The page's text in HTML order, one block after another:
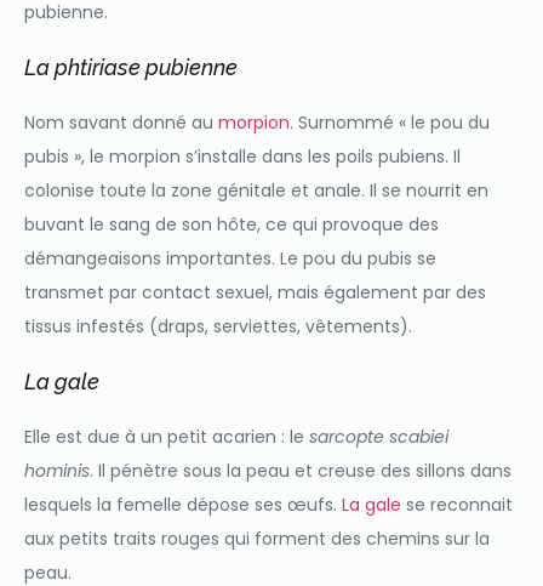
pubienne.
La phtiriase pubienne
Nom savant donné au morpion. Surnommé « le pou du
pubis », le morpion s’installe dans les poils pubiens. Il
colonise toute la zone génitale et anale. Il se nourrit en
buvant le sang de son hôte, ce qui provoque des
démangeaisons importantes. Le pou du pubis se
transmet par contact sexuel, mais également par des
tissus infestés (draps, serviettes, vêtements).
La gale
Elle est due à un petit acarien : le sarcopte scabiei
hominis. Il pénètre sous la peau et creuse des sillons dans
lesquels la femelle dépose ses œufs. La gale se reconnait
aux petits traits rouges qui forment des chemins sur la
peau.